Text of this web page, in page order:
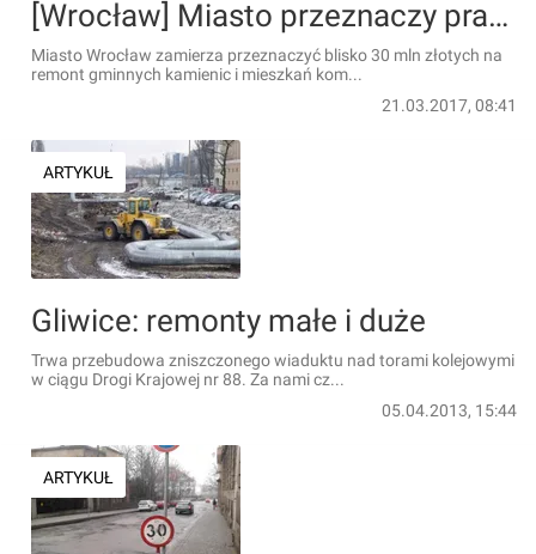
[Wrocław] Miasto przeznaczy prawie 30 mln zł na na remonty kamienic i mieszkań komunalnych
Miasto Wrocław zamierza przeznaczyć blisko 30 mln złotych na
remont gminnych kamienic i mieszkań kom...
21.03.2017, 08:41
ARTYKUŁ
Gliwice: remonty małe i duże
Trwa przebudowa zniszczonego wiaduktu nad torami kolejowymi
w ciągu Drogi Krajowej nr 88. Za nami cz...
05.04.2013, 15:44
ARTYKUŁ